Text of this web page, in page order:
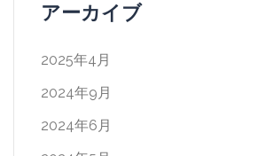
アーカイブ
2025年4月
2024年9月
2024年6月